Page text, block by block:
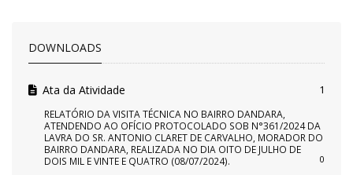
DOWNLOADS
Ata da Atividade 1
RELATÓRIO DA VISITA TÉCNICA NO BAIRRO DANDARA,
ATENDENDO AO OFÍCIO PROTOCOLADO SOB N°361/2024 DA
LAVRA DO SR. ANTONIO CLARET DE CARVALHO, MORADOR DO
BAIRRO DANDARA, REALIZADA NO DIA OITO DE JULHO DE
DOIS MIL E VINTE E QUATRO (08/07/2024).
0